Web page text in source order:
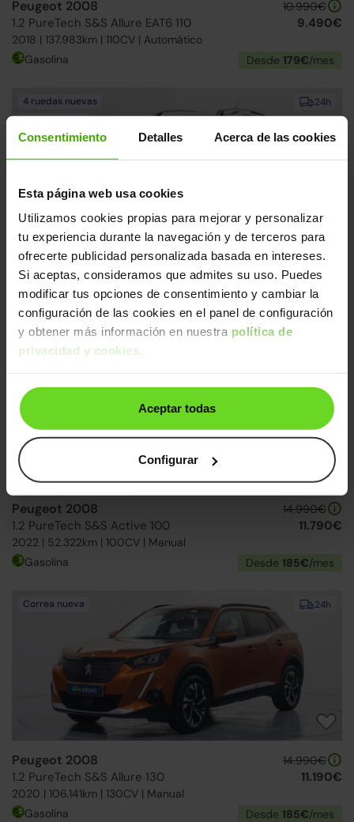
Consentimiento Detalles Acerca de las cookies
Esta página web usa cookies
Utilizamos cookies propias para mejorar y personalizar
tu experiencia durante la navegación y de terceros para
ofrecerte publicidad personalizada basada en intereses.
Si aceptas, consideramos que admites su uso. Puedes
modificar tus opciones de consentimiento y cambiar la
configuración de las cookies en el panel de configuración
y obtener más información en nuestra política de
privacidad y cookies.
Aceptar todas
Configurar
Peugeot 2008
1.2 PureTech S&S Allure EAT6 110
2018 | 137.983km | 110CV | Automático
10.990€
9.490€
Gasolina Desde 179€/mes
24h
4 ruedas nuevas
Correa nueva
Peugeot 2008
1.2 PureTech S&S Style 82
2019 | 73.619km | 82CV | Manual
10.990€
9.490€
Gasolina Desde179€/mes
Ruedas delanteras nuevas
Peugeot 2008
1.2 PureTech S&S Active 100
2022 | 52.322km | 100CV | Manual
14.990€
11.790€
Gasolina Desde 185€/mes
24h
Correa nueva
Peugeot 2008
1.2 PureTech S&S Allure 130
2020 | 106.141km | 130CV | Manual
14.990€
11.190€
Gasolina Desde 185€/mes